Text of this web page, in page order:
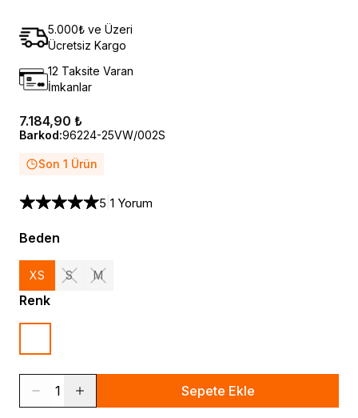
5.000₺ ve Üzeri
Ücretsiz Kargo
12 Taksite Varan
İmkanlar
7.184,90 ₺
Barkod:96224-25VW/002S
Son 1 Ürün
5 1 Yorum
Beden
XS S M
Renk
1 Sepete Ekle